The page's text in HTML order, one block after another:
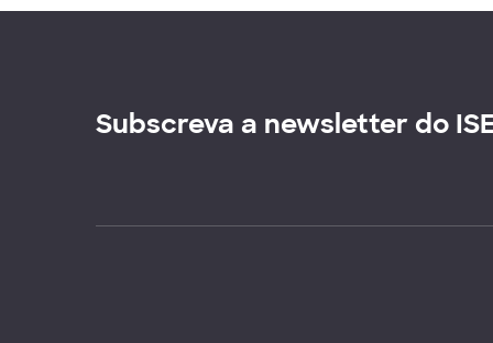
Subscreva a newsletter do